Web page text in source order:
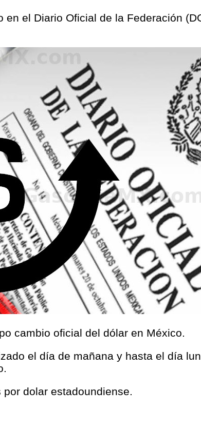
el Diario Oficial de la Federación
cambio oficial del dólar en México.
el día de mañana y hasta el día
dolar estadoundiense.